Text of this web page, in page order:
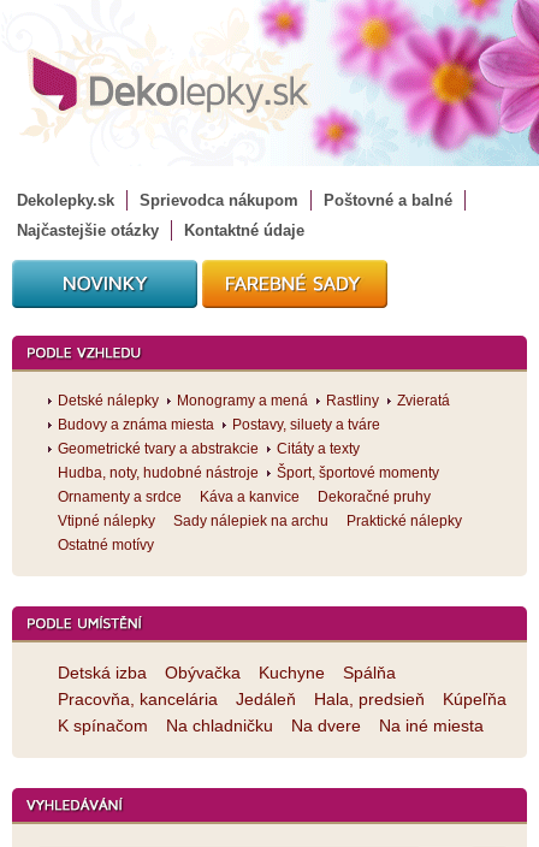
Dekolepky.sk Sprievodca nákupom
Poštovné a balné
Najčastejšie otázky
Kontaktné údaje
Detské nálepky Monogramy a mená Rastliny
Zvieratá
Budovy a známa miesta
Postavy, siluety a tváre
Geometrické tvary a abstrakcie
Citáty a texty
Hudba, noty, hudobné nástroje
Šport, športové momenty
Ornamenty a srdce
Káva a kanvice
Dekoračné pruhy
Vtipné nálepky
Sady nálepiek na archu
Praktické nálepky
Ostatné motívy
Detská izba Obývačka Kuchyne
Spálňa
Pracovňa, kancelária
Jedáleň Hala, predsieň
Kúpeľňa
K spínačom
Na chladničku Na dvere Na iné miesta